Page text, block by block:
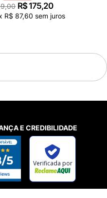
,00 R$175,20
R$ 87,60 sem juros
produto